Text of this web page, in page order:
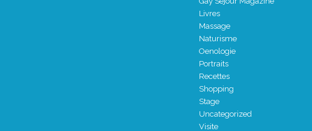
Livres
Massage
Naturisme
Oenologie
Portraits
Recettes
Shopping
Stage
Uncategorized
Visite